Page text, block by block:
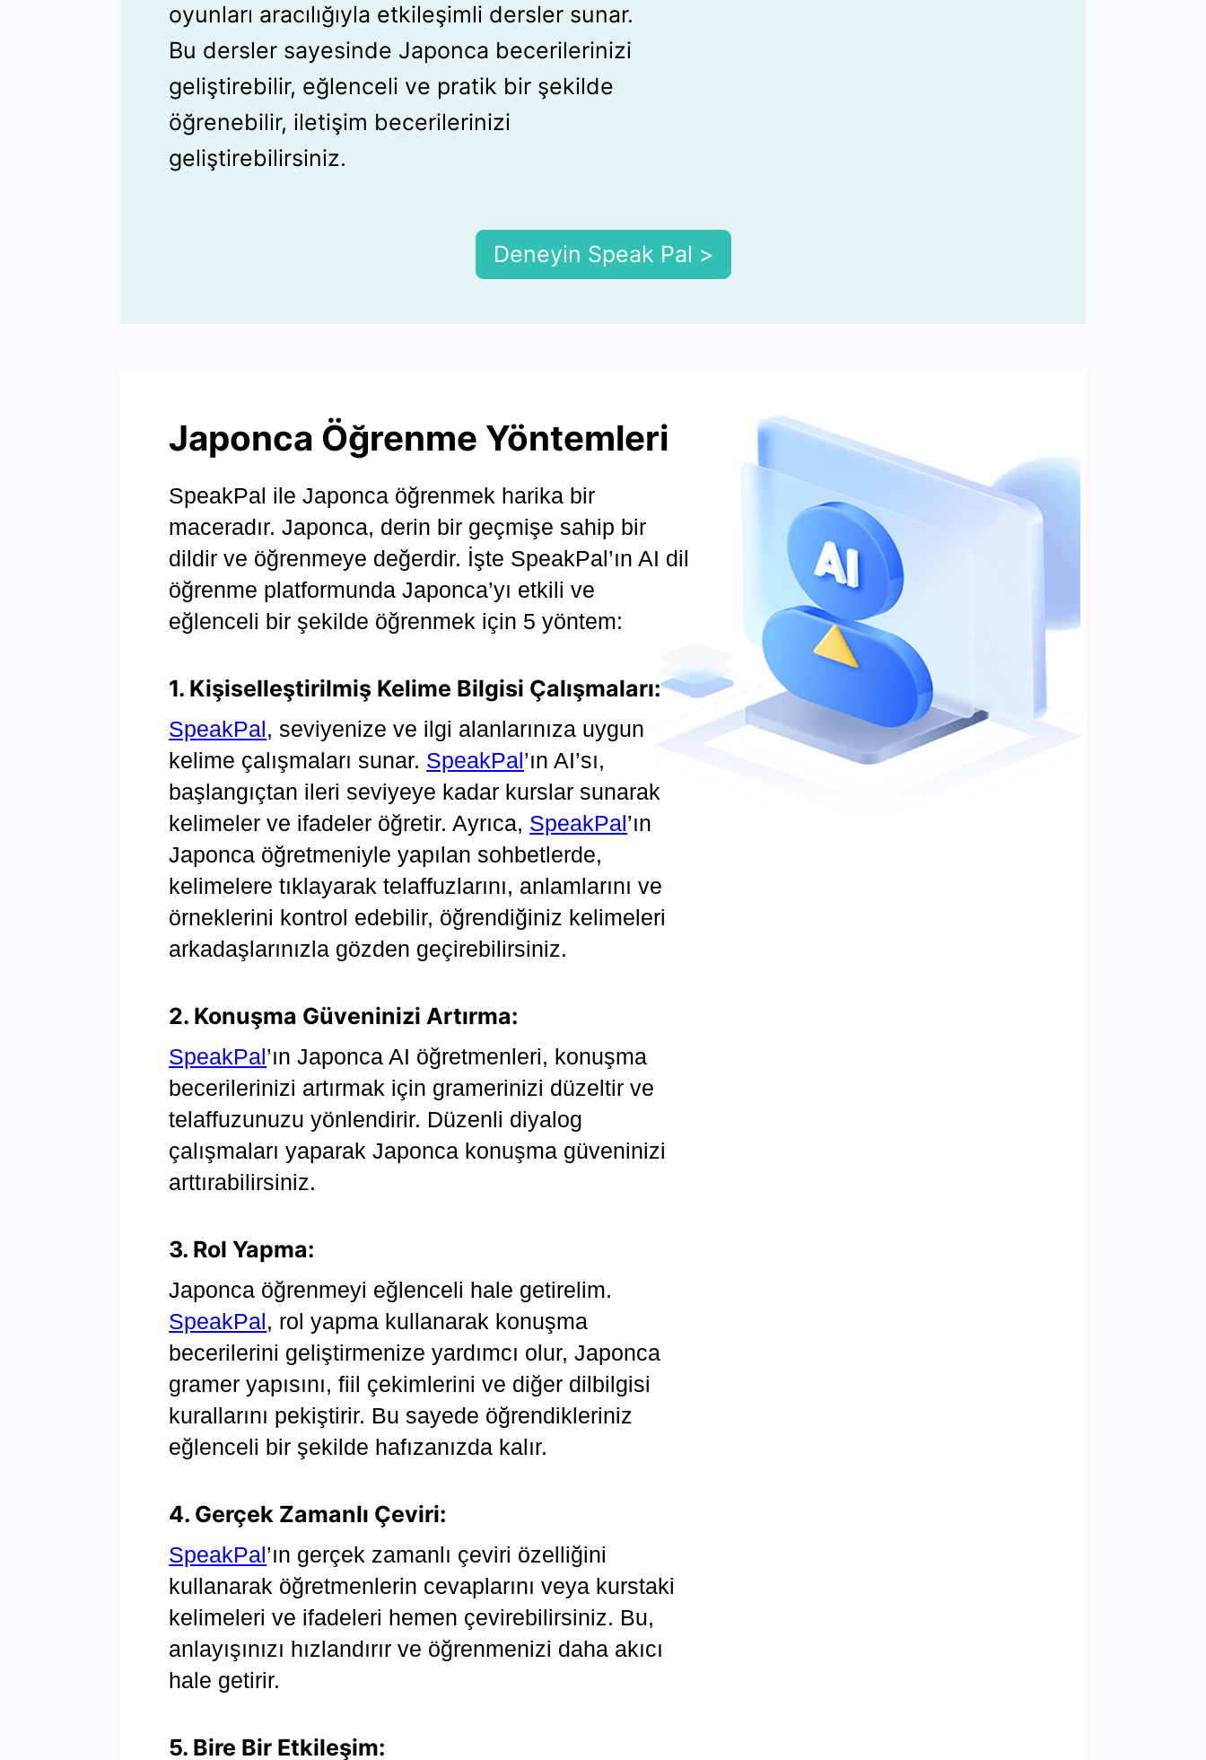
oyunları aracılığıyla etkileşimli dersler sunar.
Bu dersler sayesinde Japonca becerilerinizi
geliştirebilir, eğlenceli ve pratik bir şekilde
öğrenebilir, iletişim becerilerinizi
geliştirebilirsiniz.
Deneyin Speak Pal >
Japonca Öğrenme Yöntemleri
SpeakPal ile Japonca öğrenmek harika bir
maceradır. Japonca, derin bir geçmişe sahip bir
dildir ve öğrenmeye değerdir. İşte SpeakPal’ın AI dil
öğrenme platformunda Japonca’yı etkili ve
eğlenceli bir şekilde öğrenmek için 5 yöntem:
1. Kişiselleştirilmiş Kelime Bilgisi Çalışmaları:
SpeakPal, seviyenize ve ilgi alanlarınıza uygun
kelime çalışmaları sunar. SpeakPal’ın AI’sı,
başlangıçtan ileri seviyeye kadar kurslar sunarak
kelimeler ve ifadeler öğretir. Ayrıca, SpeakPal’ın
Japonca öğretmeniyle yapılan sohbetlerde,
kelimelere tıklayarak telaffuzlarını, anlamlarını ve
örneklerini kontrol edebilir, öğrendiğiniz kelimeleri
arkadaşlarınızla gözden geçirebilirsiniz.
2. Konuşma Güveninizi Artırma:
SpeakPal’ın Japonca AI öğretmenleri, konuşma
becerilerinizi artırmak için gramerinizi düzeltir ve
telaffuzunuzu yönlendirir. Düzenli diyalog
çalışmaları yaparak Japonca konuşma güveninizi
arttırabilirsiniz.
3. Rol Yapma:
Japonca öğrenmeyi eğlenceli hale getirelim.
SpeakPal, rol yapma kullanarak konuşma
becerilerini geliştirmenize yardımcı olur, Japonca
gramer yapısını, fiil çekimlerini ve diğer dilbilgisi
kurallarını pekiştirir. Bu sayede öğrendikleriniz
eğlenceli bir şekilde hafızanızda kalır.
4. Gerçek Zamanlı Çeviri:
SpeakPal’ın gerçek zamanlı çeviri özelliğini
kullanarak öğretmenlerin cevaplarını veya kurstaki
kelimeleri ve ifadeleri hemen çevirebilirsiniz. Bu,
anlayışınızı hızlandırır ve öğrenmenizi daha akıcı
hale getirir.
5. Bire Bir Etkileşim: